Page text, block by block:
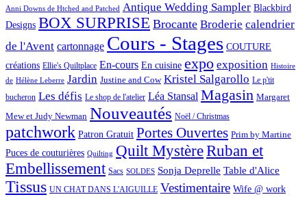
Anni Downs de Htched and Patched Antique Wedding Sampler Blackbird
Designs BOX SURPRISE Brocante Broderie calendrier
de l'Avent cartonnage Cours - Stages COUTURE
créations Ellie's Quiltplace En-cours En cuisine expo exposition Histoire
de Hélène Leberre Jardin Justine and Cow Kristel Salgarollo Le p'tit
bucheron Les défis Le shop de l'atelier Léa Stansal Magasin Margaret
Mew et Judy Newman Nouveautés Noël / Christmas
patchwork Patron Gratuit Portes Ouvertes Prim by Martine
Puces de couturières Quilting Quilt MystèreRuban et
Embellissement Sacs SOLDES Sonja Deprelle Table d'Alice
Tissus UN CHAT DANS L'AIGUILLE Vestimentaire Wife @ work